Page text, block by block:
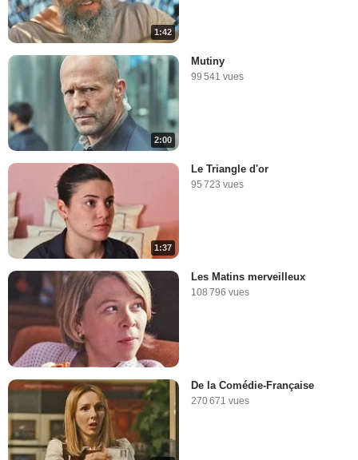
1:42
2:00
Mutiny
99 541 vues
1:37
Le Triangle d'or
95 723 vues
Les Matins merveilleux
108 796 vues
De la Comédie-Française
270 671 vues